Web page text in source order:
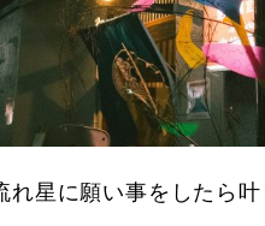
れ星に願い事をしたら